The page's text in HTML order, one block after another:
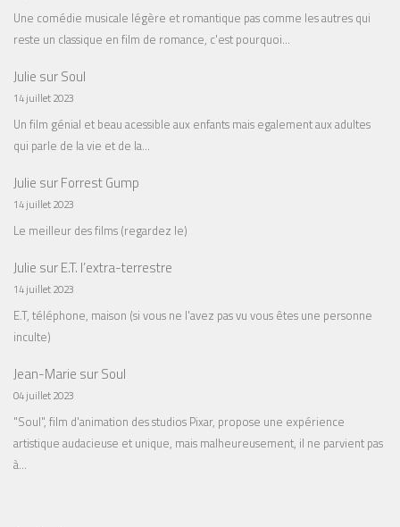
Une comédie musicale légère et romantique pas comme les autres qui
reste un classique en film de romance, c'est pourquoi…
Julie surSoul
14 juillet 2023
Un film génial et beau acessible aux enfants mais egalement aux adultes
qui parle de la vie et de la…
Julie surForrest Gump
14 juillet 2023
Le meilleur des films (regardez le)
Julie surE.T. l’extra-terrestre
14 juillet 2023
E.T, téléphone, maison (si vous ne l'avez pas vu vous êtes une personne
inculte)
Jean-Marie surSoul
04 juillet 2023
"Soul", film d'animation des studios Pixar, propose une expérience
artistique audacieuse et unique, mais malheureusement, il ne parvient pas
à…